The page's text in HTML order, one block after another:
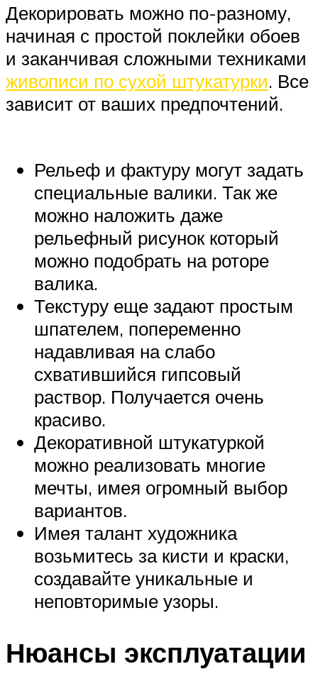
Декорировать можно по-разному,
начиная с простой поклейки обоев
и заканчивая сложными техниками
живописи по сухой штукатурки. Все
зависит от ваших предпочтений.
Рельеф и фактуру могут задать
специальные валики. Так же
можно наложить даже
рельефный рисунок который
можно подобрать на роторе
валика.
Текстуру еще задают простым
шпателем, попеременно
надавливая на слабо
схватившийся гипсовый
раствор. Получается очень
красиво.
Декоративной штукатуркой
можно реализовать многие
мечты, имея огромный выбор
вариантов.
Имея талант художника
возьмитесь за кисти и краски,
создавайте уникальные и
неповторимые узоры.
Нюансы эксплуатации